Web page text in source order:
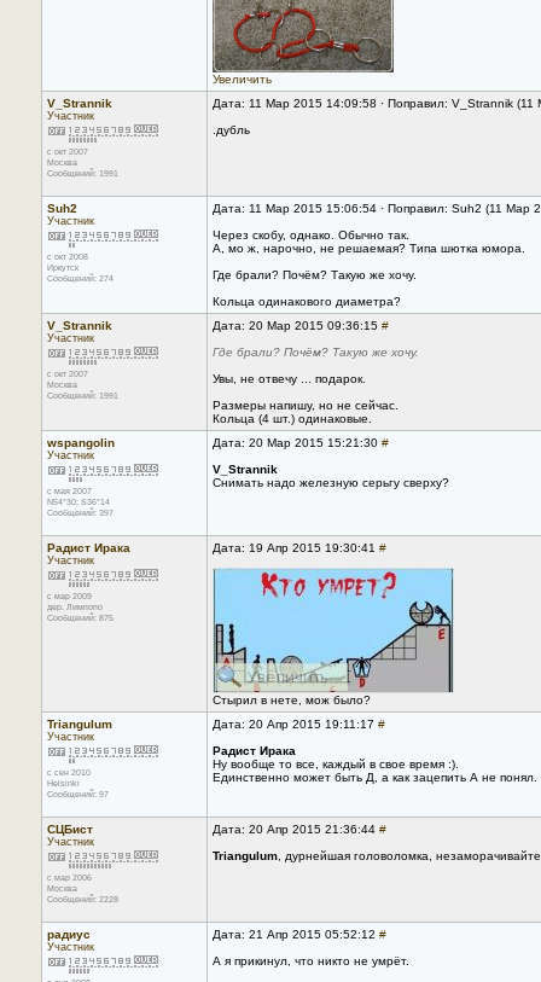
Увеличить
V_Strannik
Участник
с окт 2007
Москва
Сообщений: 1991
Дата: 11 Мар 2015 14:09:58 · Поправил: V_Strannik
.дубль
Suh2
Участник
с окт 2008
Иркутск
Сообщений: 274
Дата: 11 Мар 2015 15:06:54 · Поправил: Suh2 (11 Мар
Через скобу, однако. Обычно так.
А, мо ж, нарочно, не решаемая? Типа шютка юмора.
Где брали? Почём? Такую же хочу.
Кольца одинакового диаметра?
V_Strannik
Участник
с окт 2007
Москва
Сообщений: 1991
Дата: 20 Мар 2015 09:36:15 #
Где брали? Почём? Такую же хочу.
Увы, не отвечу ... подарок.
Размеры напишу, но не сейчас.
Кольца (4 шт.) одинаковые.
wspangolin
Участник
с мая 2007
N54*30; S36*14
Сообщений: 397
Дата: 20 Мар 2015 15:21:30 #
V_Strannik
Снимать надо железную серьгу сверху?
Радист Ирака
Участник
с мар 2009
дер. Лимпопо
Сообщений: 875
Дата: 19 Апр 2015 19:30:41 #
Стырил в нете, мож было?
Triangulum
Участник
с сен 2010
Helsinki
Сообщений: 97
Дата: 20 Апр 2015 19:11:17 #
Радист Ирака
Ну вообще то все, каждый в свое время :).
Единственно может быть Д, а как зацепить А не понял.
СЦБист
Участник
с мар 2006
Москва
Сообщений: 2228
Дата: 20 Апр 2015 21:36:44 #
Triangulum , дурнейшая головоломка,
радиус
Участник
Дата: 21 Апр 2015 05:52:12 #
А я прикинул, что никто не умрёт.